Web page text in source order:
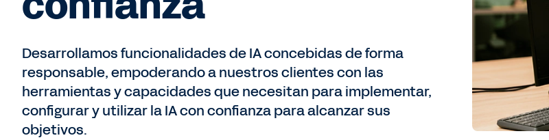
Desarrollamos funcionalidades de IA concebidas de forma
responsable, empoderando a nuestros clientes con las
herramientas y capacidades que necesitan para implementar,
configurar y utilizar la IA con confianza para alcanzar sus
objetivos.